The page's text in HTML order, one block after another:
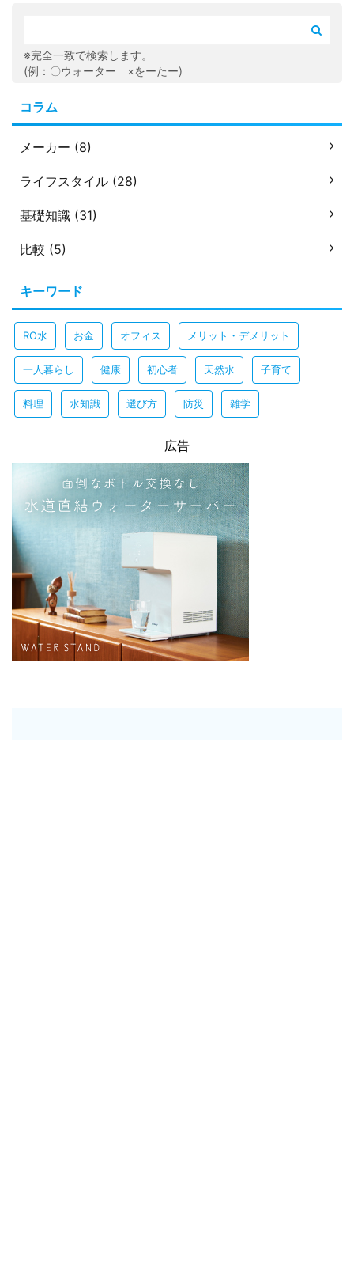
※完全一致で検索します。
(例：〇ウォーター ×をーたー)
コラム
メーカー (8)
ライフスタイル (28)
基礎知識 (31)
比較 (5)
キーワード
RO水 お金 オフィス メリット・デメリット
一人暮らし 健康 初心者 天然水 子育て
料理 水知識 選び方 防災 雑学
広告